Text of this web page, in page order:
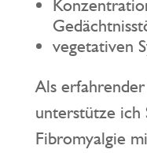
vegetativen
Als
unterstütze ich
Fibromyalgie